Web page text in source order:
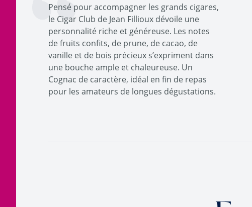
Pensé pour accompagner les grands cigares,
le Cigar Club de Jean Fillioux dévoile une
personnalité riche et généreuse. Les notes
de fruits confits, de prune, de cacao, de
vanille et de bois précieux s’expriment dans
une bouche ample et chaleureuse. Un
Cognac de caractère, idéal en fin de repas
pour les amateurs de longues dégustations.